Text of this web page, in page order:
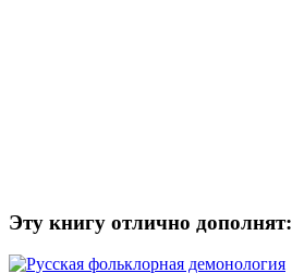
Эту книгу отлично дополнят: